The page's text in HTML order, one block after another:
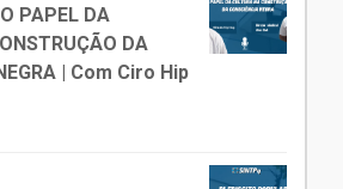
PAPEL DA
DA
| Com Ciro Hip